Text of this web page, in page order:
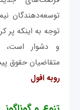
توسعه‌دهندگان
و دشوار است،
متقاضیان حقوق
روبه افول